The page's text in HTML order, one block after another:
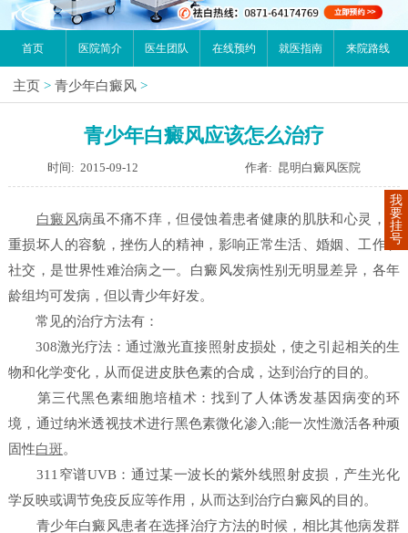
首页 医院简介 医生团队 在线预约 就医指南 来院路线
主页 > 青少年白癜风 >
青少年白癜风应该怎么治疗
时间: 2015-09-12 作者: 昆明白癜风医院
白癜风病虽不痛不痒，但侵蚀着患者健康的肌肤和心灵，严
重损坏人的容貌，挫伤人的精神，影响正常生活、婚姻、工作和
社交，是世界性难治病之一。白癜风发病性别无明显差异，各年
龄组均可发病，但以青少年好发。
常见的治疗方法有：
308激光疗法：通过激光直接照射皮损处，使之引起相关的生
物和化学变化，从而促进皮肤色素的合成，达到治疗的目的。
第三代黑色素细胞培植术：找到了人体诱发基因病变的环
境，通过纳米透视技术进行黑色素微化渗入;能一次性激活各种顽
固性白斑。
311窄谱UVB：通过某一波长的紫外线照射皮损，产生光化
学反映或调节免疫反应等作用，从而达到治疗白癜风的目的。
青少年白癜风患者在选择治疗方法的时候，相比其他病发群
我
要
挂
号